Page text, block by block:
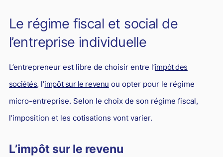
Le régime fiscal et social de
l’entreprise individuelle
L’entrepreneur est libre de choisir entre l’impôt des
sociétés, l’impôt sur le revenu ou opter pour le régime
micro-entreprise. Selon le choix de son régime fiscal,
l’imposition et les cotisations vont varier.
L’impôt sur le revenu